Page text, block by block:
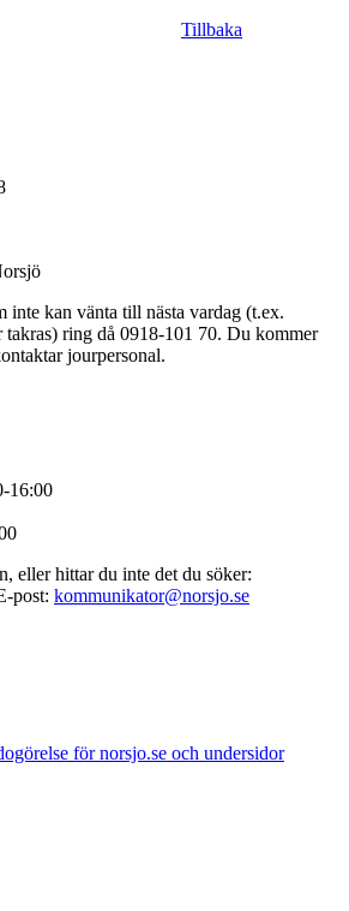
Tillbaka
inte kan vänta till nästa vardag (t.ex.
takras) ring då 0918-101 70. Du kommer
jourpersonal.
16:00
eller hittar du inte det du söker:
post: kommunikator@norsjo.se
för norsjo.se och undersidor